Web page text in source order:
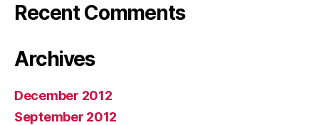
Recent Comments
Archives
December 2012
September 2012